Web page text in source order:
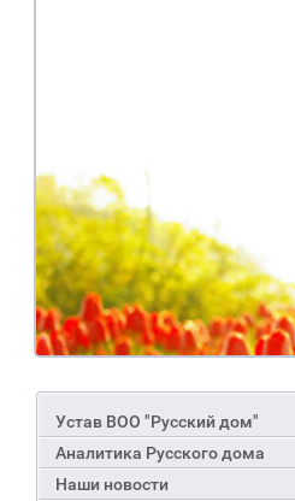
Устав ВОО "Русский дом"
Аналитика Русского дома
Наши новости